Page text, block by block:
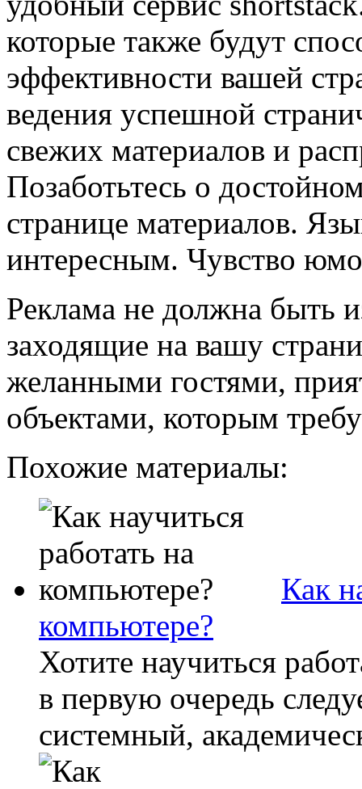
которые также будут
эффективности вашей
ведения успешной
свежих материалов и
Позаботьтесь о
странице материалов.
интересным. Чувство
Реклама не должна быть
заходящие на вашу
желанными гостями,
объектами, которым
Похожие материалы:
Как
компьютере?
Хотите научиться
в первую очередь
системный,